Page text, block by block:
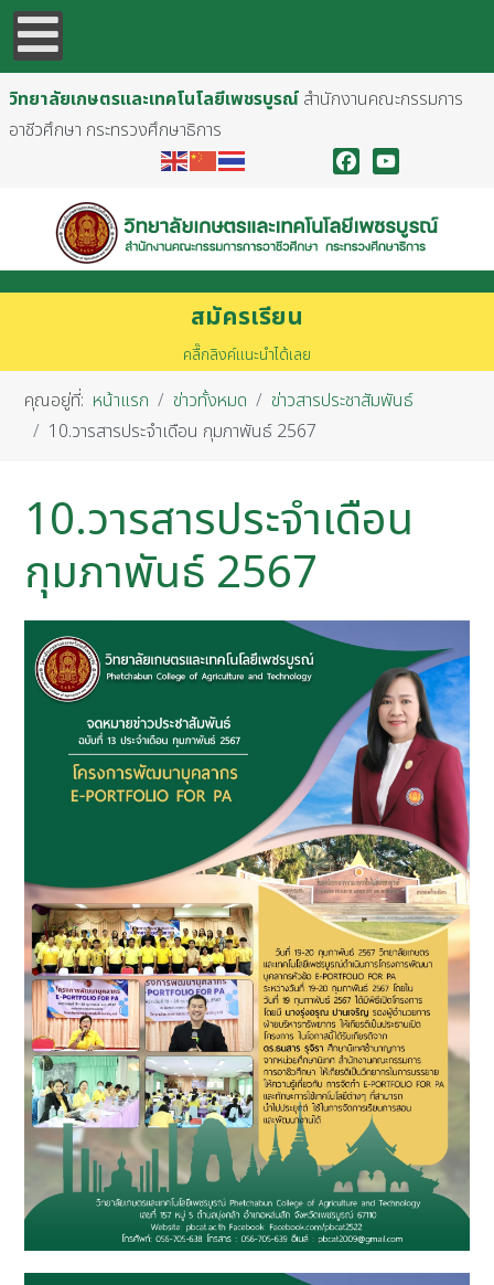
วิทยาลัยเกษตรและเทคโนโลยีเพชรบูรณ์ สำนักงานคณะกรรมการ
อาชีวศึกษา กระทรวงศึกษาธิการ
สมัครเรียน
คลื๊กลิงค์แนะนำได้เลย
คุณอยู่ที่: หน้าแรก ข่าวทั้งหมด
ข่าวสารประชาสัมพันธ์
10.วารสารประจำเดือน กุมภาพันธ์ 2567
10.วารสารประจำเดือน
กุมภาพันธ์ 2567